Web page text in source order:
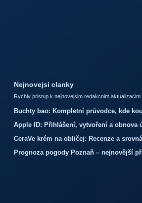
Nejnovejsi clanky
Rychly pristup k nejnovejsim redakcnim aktualizacim.
Buchty bao: Kompletní průvodce, kde
Apple ID: Přihlášení, vytvoření a obnova
CeraVe krém na obličej: Recenze a
Prognoza pogody Poznaň – nejnovější